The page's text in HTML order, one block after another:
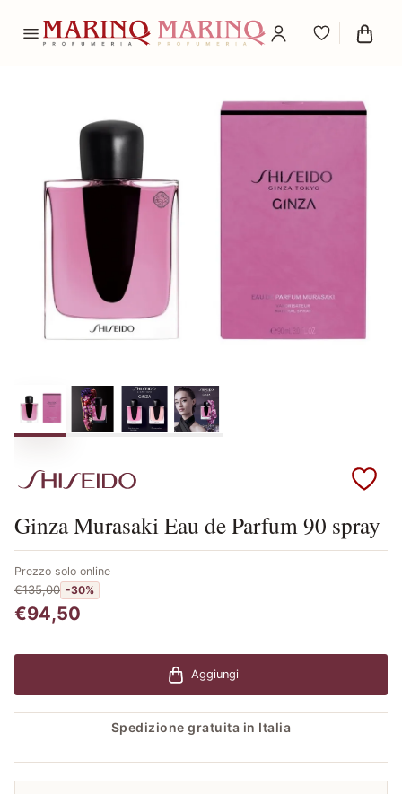
Scopri i prodotti Shiseido
Ginza Murasaki Eau de Parfum 90 spray
Prezzo solo online
€135,00 -30%
€94,50
Aggiungi
Spedizione gratuita in Italia